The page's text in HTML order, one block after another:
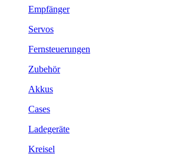
Empfänger
Servos
Fernsteuerungen
Zubehör
Akkus
Cases
Ladegeräte
Kreisel